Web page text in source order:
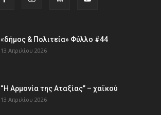
«δήμος & Πολιτεία» Φύλλο #44
13 Απριλίου 2026
“Η Αρμονία της Αταξίας” – χαϊκού
13 Απριλίου 2026